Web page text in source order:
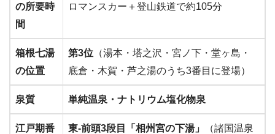
の所要時
間
ロマンスカー＋登山鉄道で約105分
箱根七湯
の位置
第3位 （湯本・塔之沢・宮ノ下・堂ヶ島・
底倉・木賀・芦之湯のうち3番目に登場）
泉質 単純温泉・ナトリウム塩化物泉
江戸期番
東-前頭3段目「相州宮の下湯」
（諸国温泉